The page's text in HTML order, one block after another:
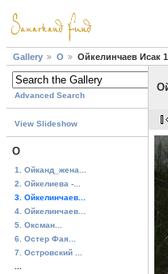
Gallery О Ойкелинчаев Исак
Advanced Search
View Slideshow
О
1. Ойканд_жена...
2. Ойкелиева -...
3. Ойкелинчаев...
4. Ойкелинчаев...
5. Оксман...
6. Остер Фая...
7. Островский ...